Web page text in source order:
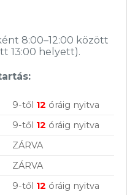
szállítás
8:00–12:00 között
13:00 helyett).
9-től 12 óráig nyitva
9-től 12 óráig nyitva
ZÁRVA
ZÁRVA
9-től 12 óráig nyitva